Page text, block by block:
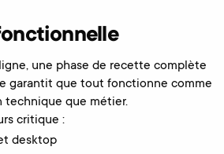
une phase de recette complète
garantit que tout fonctionne comme
technique que métier.
critique :
desktop